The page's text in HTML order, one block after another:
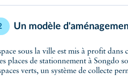
Un modèle
places de stationnement à Songdo
verts, un système de collecte